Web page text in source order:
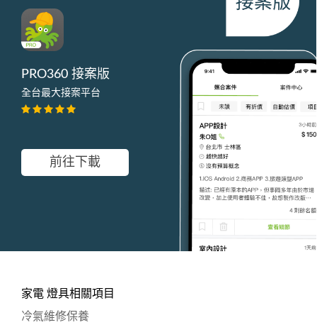
PRO360 接案版
全台最大接案平台
前往下載
家電 燈具相關項目
冷氣維修保養